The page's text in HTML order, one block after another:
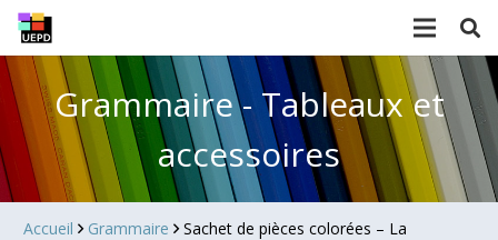
Grammaire - Tableaux et
accessoires
Accueil Grammaire Sachet de pièces colorées – La